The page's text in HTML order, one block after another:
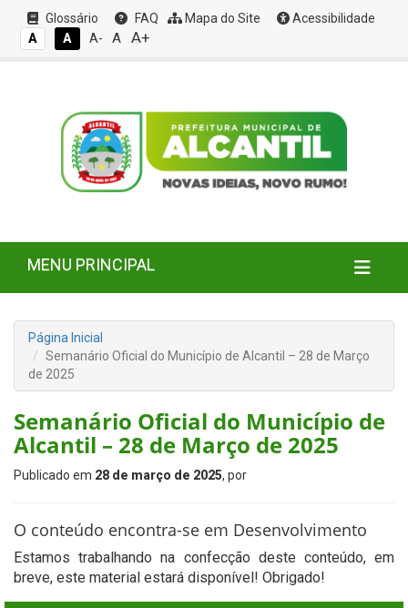
Glossário FAQ Mapa do Site
Acessibilidade
A
A A- A A+
MENU PRINCIPAL
Página Inicial
Semanário Oficial do Município de Alcantil – 28 de Março
de 2025
Semanário Oficial do Município de
Alcantil – 28 de Março de 2025
Publicado em 28 de março de 2025, por
O conteúdo encontra-se em Desenvolvimento
Estamos trabalhando na confecção deste conteúdo, em
breve, este material estará disponível! Obrigado!